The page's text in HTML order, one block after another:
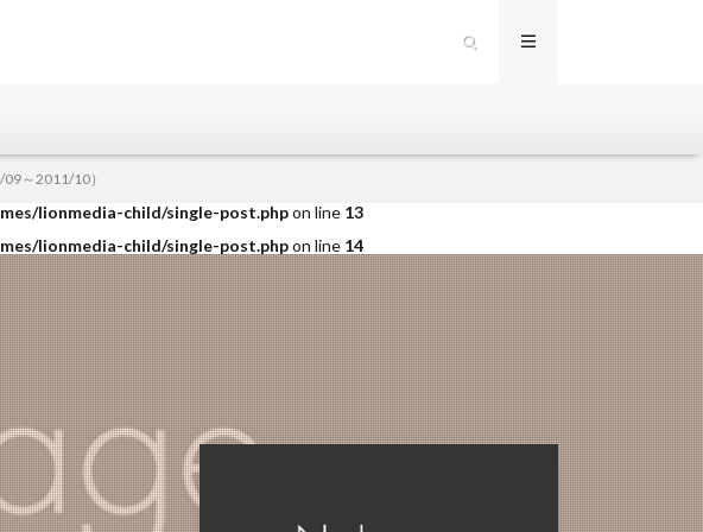
lionmedia-child/single-post.php
lionmedia-child/single-post.phpon line 13
lionmedia-child/single-post.phpon line 14
～2011/10）